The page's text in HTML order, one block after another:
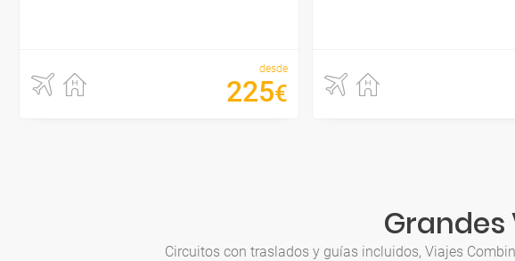
desde
225€
Grandes
Circuitos con traslados y guías incluidos, Viajes